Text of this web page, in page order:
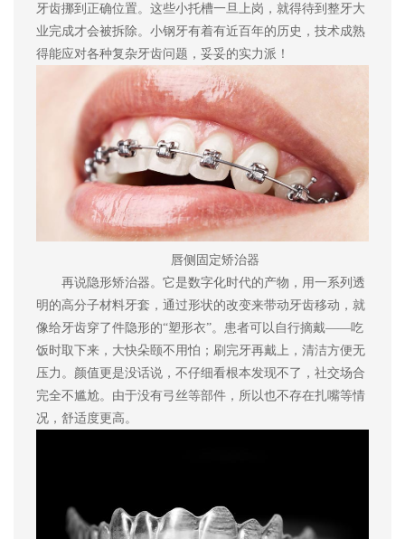
牙齿挪到正确位置。这些小托槽一旦上岗，就得待到整牙大
业完成才会被拆除 。 小钢牙有着有近百年的 历史，技术成熟
得能应对各种复杂牙齿问题，妥妥的实力派！
唇侧固定矫治器
再说隐形矫治器。 它是数字化时代的产物，用一系列透
明的高分子材料牙套，通过形状的改变来带动牙齿移动，就
像给牙齿穿了件隐形的“塑形衣”。 患者可以自行摘戴——吃
饭时取下来，大快朵颐不用怕；刷完牙再戴上，清洁方便无
压力。颜值更是没话说，不仔细看根本发现不了，社交场合
完全不尴尬。 由于没有弓丝等部件，所以也不存在扎嘴等情
况，舒适度更高。